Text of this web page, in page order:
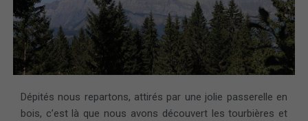
Dépités nous repartons, attirés par une jolie passerelle en
bois, c’est là que nous avons découvert les tourbières et